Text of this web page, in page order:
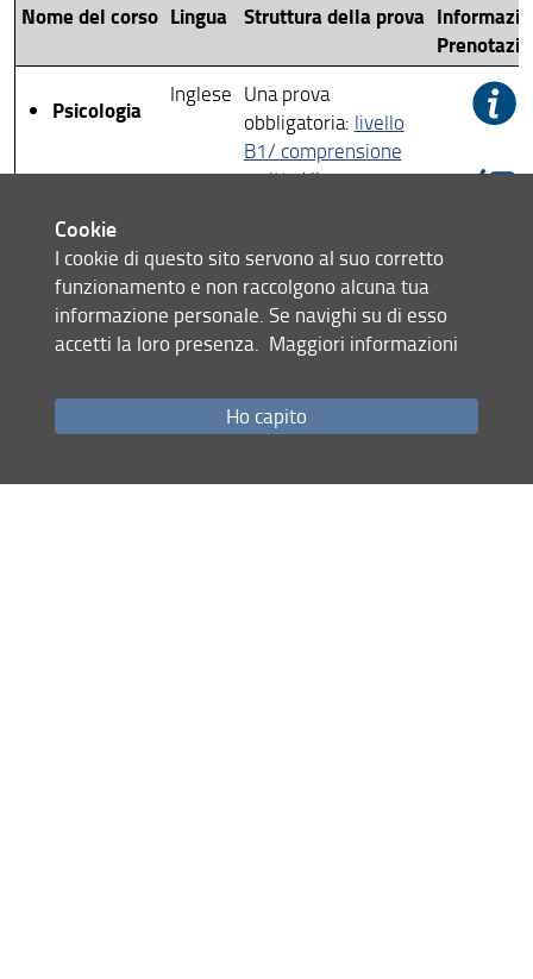
Nome del corso Lingua Struttura della prova
Psicologia
Inglese Una prova
obbligatoria: livello
B1/ comprensione
scritta/ lingua
Condividi
Giurisprudenza
Ingegneria
Psicologia
Scienze della salute umana
Scienze Matematiche Fisiche e Naturali
Scienze Politiche Cesare Alfieri
Studi Umanistici e della Formazione
Cookie
I cookie di questo sito servono al suo corretto
funzionamento e non raccolgono alcuna tua
informazione personale. Se navighi su di esso
accetti la loro presenza. Maggiori informazioni
Ho capito